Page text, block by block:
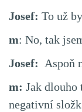
Josef: To už
m: No, tak
Josef: Aspoň
m: Jak dlouho
negativní